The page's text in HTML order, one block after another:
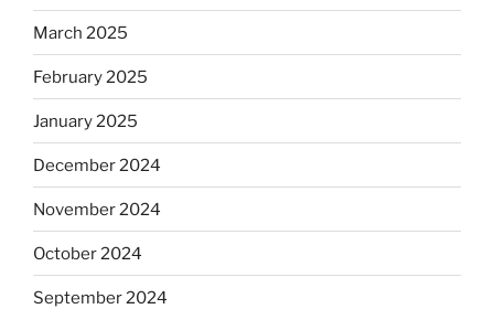
March 2025
February 2025
January 2025
December 2024
November 2024
October 2024
September 2024